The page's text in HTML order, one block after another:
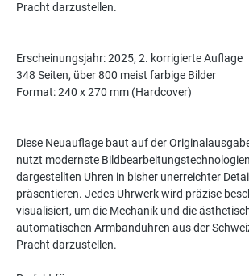
Pracht darzustellen.
Erscheinungsjahr: 2025, 2. korrigierte Auflage
348 Seiten, über 800 meist farbige Bilder
Format: 240 x 270 mm (Hardcover)
Diese Neuauflage baut auf der
nutzt modernste
dargestellten Uhren in bisher unerreichter
präsentieren. Jedes Uhrwerk wird präzise
visualisiert, um die Mechanik und die
automatischen Armbanduhren aus der
Pracht darzustellen.